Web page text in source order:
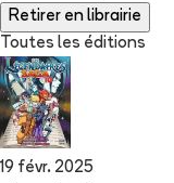
Retirer en librairie
Toutes les éditions
19 févr. 2025